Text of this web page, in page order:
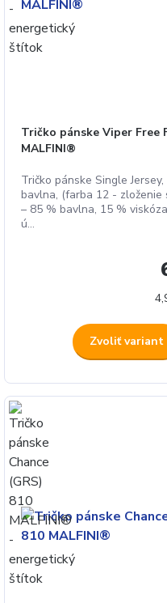
Tričko pánske Viper Free
MALFINI®
Tričko pánske Single
bavlna, (farba 12 - zloženie
– 85 % bavlna, 15 %
ú...
Zvoliť variant